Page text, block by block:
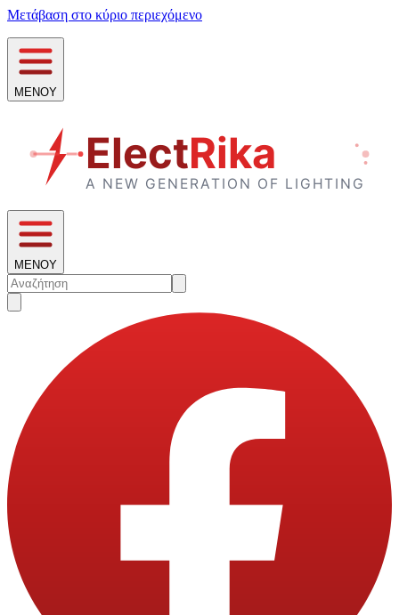
Μετάβαση στο κύριο περιεχόμενο
ΜΕΝΟΥ
ΜΕΝΟΥ